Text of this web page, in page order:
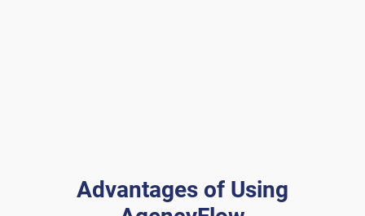
Advantages of Using